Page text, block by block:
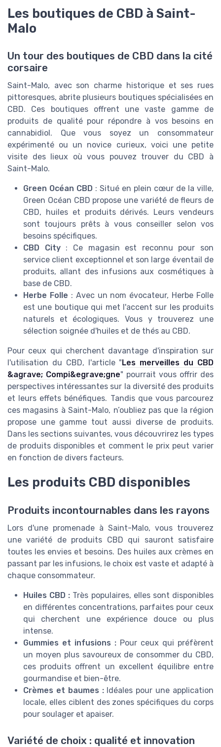
Les boutiques de CBD à Saint-
Malo
Un tour des boutiques de CBD dans la cité
corsaire
Saint-Malo, avec son charme historique et ses rues
pittoresques, abrite plusieurs boutiques spécialisées en
CBD. Ces boutiques offrent une vaste gamme de
produits de qualité pour répondre à vos besoins en
cannabidiol. Que vous soyez un consommateur
expérimenté ou un novice curieux, voici une petite
visite des lieux où vous pouvez trouver du CBD à
Saint-Malo.
Green Océan CBD : Situé en plein cœur de la ville,
Green Océan CBD propose une variété de fleurs de
CBD, huiles et produits dérivés. Leurs vendeurs
sont toujours prêts à vous conseiller selon vos
besoins spécifiques.
CBD City: Ce magasin est reconnu pour son
service client exceptionnel et son large éventail de
produits, allant des infusions aux cosmétiques à
base de CBD.
Herbe Folle : Avec un nom évocateur, Herbe Folle
est une boutique qui met l'accent sur les produits
naturels et écologiques. Vous y trouverez une
sélection soignée d'huiles et de thés au CBD.
Pour ceux qui cherchent davantage d'inspiration sur
l'utilisation du CBD, l'article " Les merveilles du CBD
&agrave; Compi&egrave;gne" pourrait vous offrir des
perspectives intéressantes sur la diversité des produits
et leurs effets bénéfiques. Tandis que vous parcourez
ces magasins à Saint-Malo, n’oubliez pas que la région
propose une gamme tout aussi diverse de produits.
Dans les sections suivantes, vous découvrirez les types
de produits disponibles et comment le prix peut varier
en fonction de divers facteurs.
Les produits CBD disponibles
Produits incontournables dans les rayons
Lors d'une promenade à Saint-Malo, vous trouverez
une variété de produits CBD qui sauront satisfaire
toutes les envies et besoins. Des huiles aux crèmes en
passant par les infusions, le choix est vaste et adapté à
chaque consommateur.
Huiles CBD : Très populaires, elles sont disponibles
en différentes concentrations, parfaites pour ceux
qui cherchent une expérience douce ou plus
intense.
Gummies et infusions : Pour ceux qui préfèrent
un moyen plus savoureux de consommer du CBD,
ces produits offrent un excellent équilibre entre
gourmandise et bien-être.
Crèmes et baumes :Idéales pour une application
locale, elles ciblent des zones spécifiques du corps
pour soulager et apaiser.
Variété de choix : qualité et innovation